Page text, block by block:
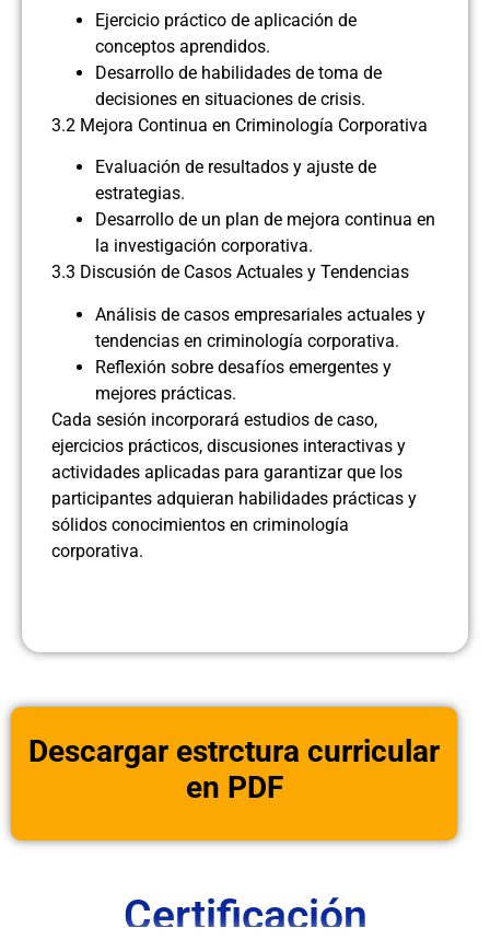
Ejercicio práctico de aplicación de
conceptos aprendidos.
Desarrollo de habilidades de toma de
decisiones en situaciones de crisis.
3.2 Mejora Continua en Criminología Corporativa
Evaluación de resultados y ajuste de
estrategias.
Desarrollo de un plan de mejora continua en
la investigación corporativa.
3.3 Discusión de Casos Actuales y Tendencias
Análisis de casos empresariales actuales y
tendencias en criminología corporativa.
Reflexión sobre desafíos emergentes y
mejores prácticas.
Cada sesión incorporará estudios de caso,
ejercicios prácticos, discusiones interactivas y
actividades aplicadas para garantizar que los
participantes adquieran habilidades prácticas y
sólidos conocimientos en criminología
corporativa.
Descargar estrctura curricular
en PDF
Certificación